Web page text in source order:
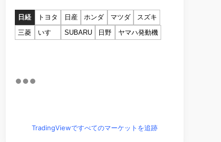
日経 トヨタ 日産 ホンダ マツダ
スズキ
三菱
いすゞ SUBARU 日野 ヤマハ発動機
TradingViewですべてのマーケットを追跡